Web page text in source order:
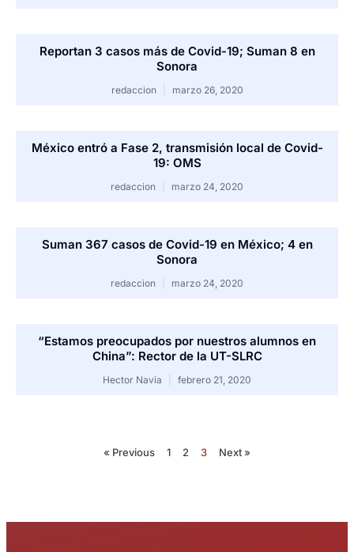
Reportan 3 casos más de Covid-19; Suman 8 en
Sonora
redaccion marzo 26, 2020
México entró a Fase 2, transmisión local de Covid-
19: OMS
redaccion marzo 24, 2020
Suman 367 casos de Covid-19 en México; 4 en
Sonora
redaccion marzo 24, 2020
“Estamos preocupados por nuestros alumnos en
China”: Rector de la UT-SLRC
Hector Navia febrero 21, 2020
« Previous 1 2 3 Next »